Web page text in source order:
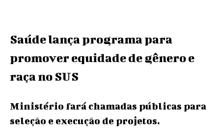
Saúde lança programa para
promover equidade de gênero e
raça no SUS
Ministério fará chamadas públicas para
seleção e execução de projetos.